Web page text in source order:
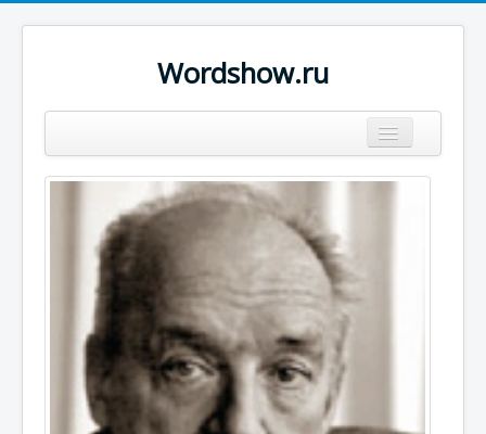
Wordshow.ru
Популярные цитаты
Авторы
Поиск